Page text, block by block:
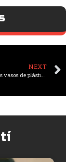
NEXT
Lisboa prohíbe los vasos de plástico de un solo uso